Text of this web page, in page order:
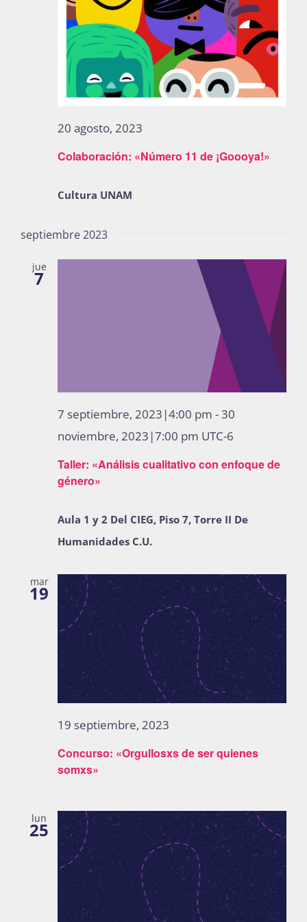
Publicaciones
Bienvenida generación 2027-1
Colaboración: «Número 11 de ¡Goooya!»
20 agosto, 2023
Cultura UNAM
septiembre 2023
jue
7
Taller: «Análisis cualitativo con enfoque de
género»
7 septiembre, 2023|4:00 pm -30
noviembre, 2023|7:00 pm UTC-6
Aula 1 y 2 Del CIEG, Piso 7, Torre II De
Humanidades C.U.
mar
19
Concurso: «Orgullosxs de ser quienes
somxs»
19 septiembre, 2023
lun
25